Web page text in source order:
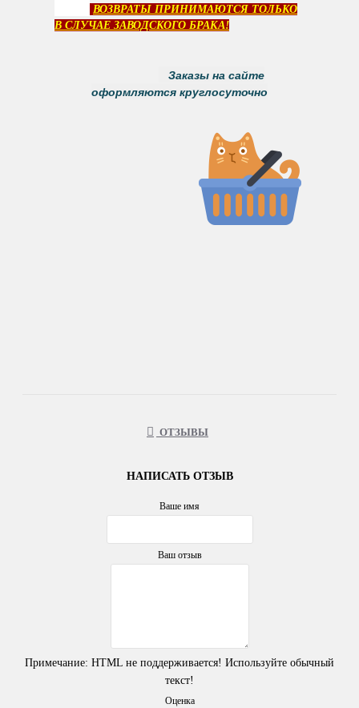
ВОЗВРАТЫ ПРИНИМАЮТСЯ ТОЛЬКО
В СЛУЧАЕ ЗАВОДСКОГО БРАКА!
Заказы на сайте
оформляются круглосуточно
ОТЗЫВЫ
НАПИСАТЬ ОТЗЫВ
Ваше имя
Ваш отзыв
Примечание: HTML не поддерживается! Используйте обычный
текст!
Оценка